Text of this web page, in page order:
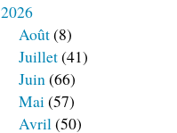
2026
Août(8)
Juillet(41)
Juin(66)
Mai(57)
Avril(50)